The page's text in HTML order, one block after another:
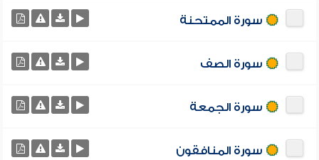
سورة الممتحنة
سورة الصف
سورة الجمعة
سورة المنافقون